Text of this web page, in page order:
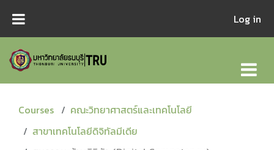
Log in
Courses
คณะวิทยาศาสตร์และเทคโนโลยี
สาขาเทคโนโลยีดิจิทัลมีเดีย